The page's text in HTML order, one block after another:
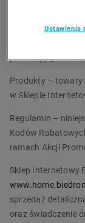
realizacji
Promocyjnych lub
Sklepie
promocyjnych
Produkty – towary
w Sklepie
Regulamin –
Kodów
ramach Akcji
Sklep Internetowy
sprzedaż
oraz świadczenie
Ustawienia